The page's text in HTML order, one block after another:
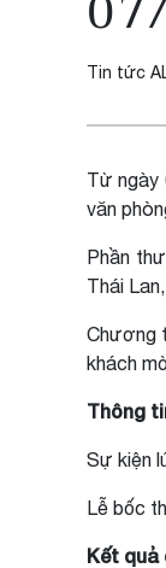
Tin tức
Từ ngày
văn
Phần
Thái
Chương
khách
Thông
Sự kiện
Lễ bốc
Kết quả